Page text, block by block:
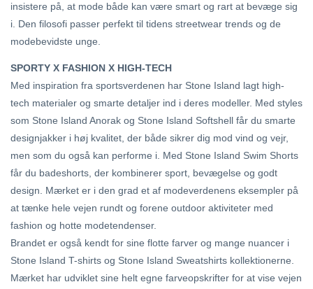
insistere på, at mode både kan være smart og rart at bevæge sig
i. Den filosofi passer perfekt til tidens streetwear trends og de
modebevidste unge.
SPORTY X FASHION X HIGH-TECH
Med inspiration fra sportsverdenen har Stone Island lagt high-
tech materialer og smarte detaljer ind i deres modeller. Med styles
som Stone Island Anorak og Stone Island Softshell får du smarte
designjakker i høj kvalitet, der både sikrer dig mod vind og vejr,
men som du også kan performe i. Med Stone Island Swim Shorts
får du badeshorts, der kombinerer sport, bevægelse og godt
design. Mærket er i den grad et af modeverdenens eksempler på
at tænke hele vejen rundt og forene outdoor aktiviteter med
fashion og hotte modetendenser.
Brandet er også kendt for sine flotte farver og mange nuancer i
Stone Island T-shirts og Stone Island Sweatshirts kollektionerne.
Mærket har udviklet sine helt egne farveopskrifter for at vise vejen